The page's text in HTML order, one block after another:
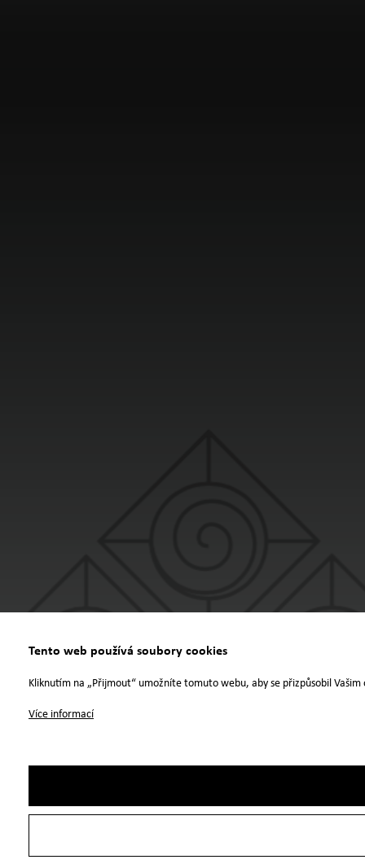
Tento web používá soubory cookies
Kliknutím na „Přijmout“ umožníte tomuto webu, aby se přizpůsobil
Více informací